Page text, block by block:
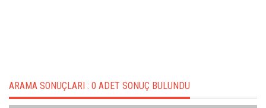
ARAMA SONUÇLARI : 0 ADET SONUÇ BULUNDU